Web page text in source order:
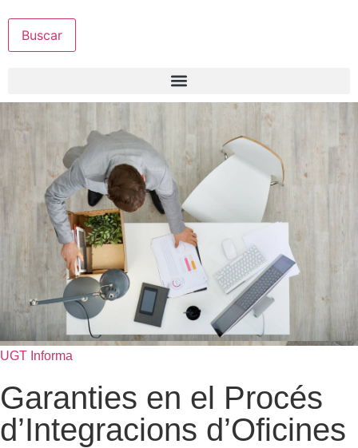
Buscar
UGT Informa
Garanties en el Procés
d’Integracions d’Oficines